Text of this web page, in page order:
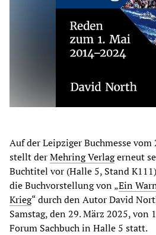
Auf der Leipziger Buchmesse vom
stellt derMehring Verlagerneut
Buchtitel vor (Halle 5, Stand
die Buchvorstellung von „Ein
Krieg“ durch den Autor David
Samstag, den 29. März 2025, von
Forum Sachbuch in Halle 5 statt.